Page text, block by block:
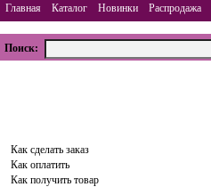
Главная Каталог Новинки Распродажа
Поиск:
Как сделать заказ
Как оплатить
Как получить товар